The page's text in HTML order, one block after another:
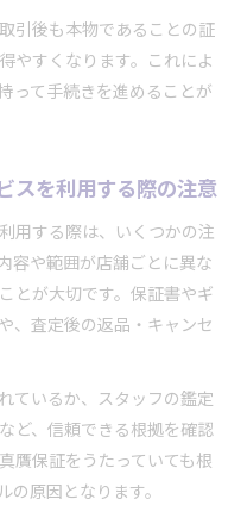
引後も本物であることの証
やすくなります。これによ
って手続きを進めることが
スを利用する際の注意
用する際は、いくつかの注
容や範囲が店舗ごとに異な
とが大切です。保証書やギ
、査定後の返品・キャンセ
ているか、スタッフの鑑定
ど、信頼できる根拠を確認
贋保証をうたっていても根
原因となります。